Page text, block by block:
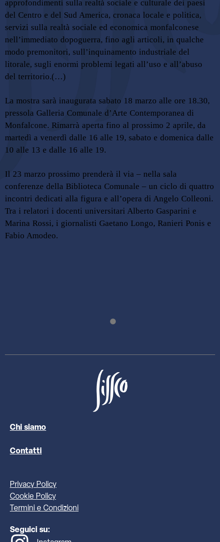
approfondimenti sulla realtà sociale e culturale dei paesi
del Centro e del Sud America, cronaca locale e politica,
servizi sulla realtà sociale ed economica monfalconese
nell’immediato dopoguerra, fino agli articoli, in qualche
modo premonitori, sull’inquinamento industriale del
litorale, sugli enormi problemi legati all’uso e all’abuso
del territorio.(…)
La mostra sarà inaugurata sabato 18 marzo alle ore 18.30,
pressola Galleria Comunale d’Arte Contemporanea di
Monfalcone. Rimarrà aperta fino al prossimo 2 aprile, da
martedì a venerdì dalle 16 alle 19, sabato e domenica dalle
10 alle 13 e dalle 16 alle 19.
Il 23 marzo prossimo prenderà il via – nella sala
conferenze della Biblioteca Comunale – un ciclo di quattro
incontri dedicati alla figura e all’opera di Angelo Colleoni.
Tra i relatori i docenti universitari Alberto Gasparini e
Marina Rossi, i giornalisti Gaetano Longo, Ranieri Ponis e
Fabio Amodeo.
Chi siamo
Contatti
Privacy Policy
Cookie Policy
Termini e Condizioni
Seguici su: